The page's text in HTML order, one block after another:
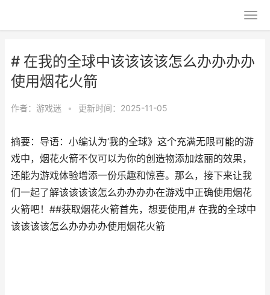
# 在我的全球中该该该该怎么办办办办
使用烟花火箭
作者： 游戏迷 • 更新时间：2025-11-05
摘要：导语：小编认为‘我的全球》这个充满无限可能的游
戏中，烟花火箭不仅可以为你的创造物添加炫丽的效果，
还能为游戏体验增添一份乐趣和惊喜。那么，接下来让我
们一起了解该该该该怎么办办办办在游戏中正确使用烟花
火箭吧！##获取烟花火箭首先，想要使用,# 在我的全球中
该该该该怎么办办办办使用烟花火箭